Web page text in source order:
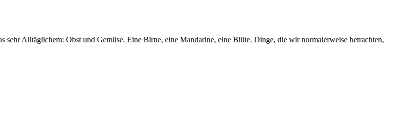
Alltäglichem: Obst und Gemüse. Eine Birne, eine Mandarine, eine Blüte. Dinge, die wir normalerweise betrachten,